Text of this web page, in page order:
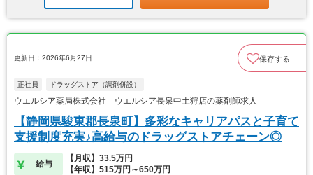
更新日：2026年6月27日 保存する
正社員 ドラッグストア（調剤併設）
ウエルシア薬局株式会社 ウエルシア長泉中土狩店の薬剤師求人
【静岡県駿東郡長泉町】多彩なキャリアパスと子育て
支援制度充実♪高給与のドラッグストアチェーン◎
給与
【月収】33.5万円
【年収】515万円～650万円